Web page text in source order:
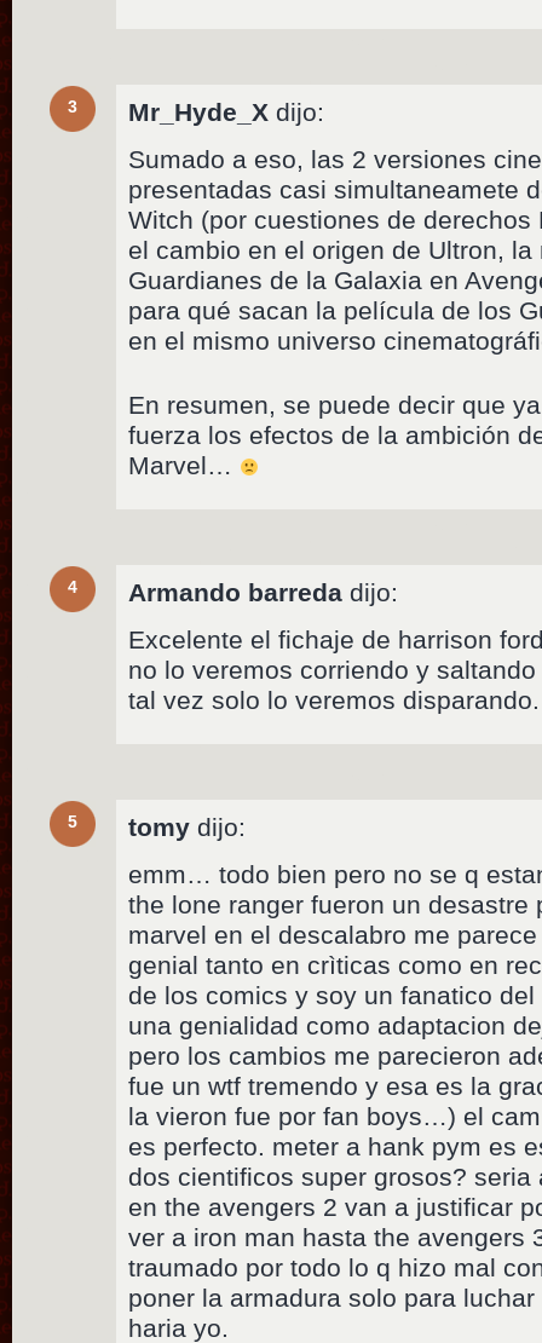
3 Mr_Hyde_X dijo:
Sumado a eso, las 2 versiones
presentadas casi simultaneamete
Witch (por cuestiones de
el cambio en el origen de Ultron,
Guardianes de la Galaxia en
para qué sacan la película de los
en el mismo universo
En resumen, se puede decir que
fuerza los efectos de la ambición
Marvel…
4 Armando barreda dijo:
Excelente el fichaje de harrison
no lo veremos corriendo y
tal vez solo lo veremos disparando.
5 tomy dijo:
emm… todo bien pero no se q
the lone ranger fueron un desastre
marvel en el descalabro me
genial tanto en crìticas como en
de los comics y soy un fanatico
una genialidad como adaptacion
pero los cambios me parecieron
fue un wtf tremendo y esa es la
la vieron fue por fan boys…) el
es perfecto. meter a hank pym es
dos cientificos super grosos?
en the avengers 2 van a justificar
ver a iron man hasta the avengers
traumado por todo lo q hizo mal
poner la armadura solo para
haria yo.